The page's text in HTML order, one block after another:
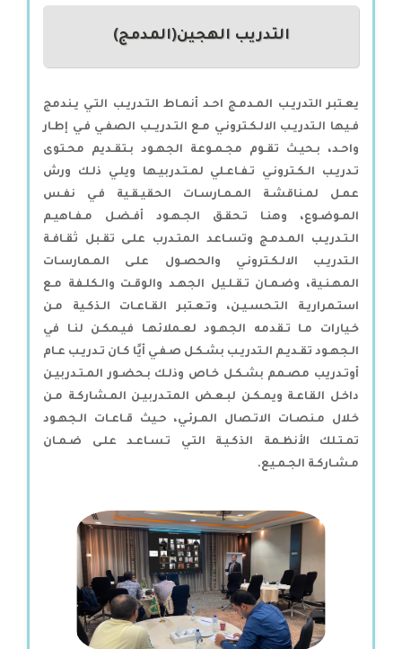
التدريب الهجين(المدمج)
يعـتبر التدريـب المـدمـج احـد أنمـاط التـدريـب التـي يـندمج
فـيها الـتدريـب الالـكـترونـي مـع التـدريــب الصفـي فـي إطـار
واحـد، بـحيـث تقـوم مجـمـوعة الجهـود بـتقـديم محـتوى
تـدريـب الـكـترونـي تـفـاعـلي لمـتـدربيـها ويلـي ذلـك ورش
عمـل لمـناقشـة المـمـارسـات الحقيـقـية فـي نفـس
المـوضـوع، وهنـا تـحقـق الجـهـود أفـضـل مـفـاهيـم
الـتـدريـب المـدمـج وتسـاعد المتـدرب علـى تقـبل ثقـافـة
الـتدريـب الالـكـترونـي والحصـول علـى المـمارسـات
المهـنـية، وضـمـان تـقـلـيل الجهـد والوقـت والـكلـفة مـع
استـمراريـة التـحسـيـن، وتـعـتبر القـاعـات الـذكـية مـن
خـيارات مـا تـقدمه الجهـود لعـملائهـا فيـمكـن لنـا في
الـجهـود تقـديـم الـتدريـب بشـكـل صـفـي أيًا كـان تـدريـب عـام
أوتـدريب مصـمم بشـكـل خـاص وذلـك بـحضـور المـتـدربيـن
داخـل القاعـة ويمـكـن لبـعـض المتـدربيـن المـشاركـة مـن
خـلال مـنصـات الاتـصال المـرئـي، حـيث قـاعـات الـجهـود
تمـتـلك الأنظـمة الذكـيـة التـي تـسـاعـد علـى ضـمـان
مـشـاركـة الجـمـيع.